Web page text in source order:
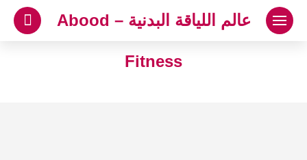
التجاوز
المحتوى
عالم اللياقة البدنية – Abood
Fitness